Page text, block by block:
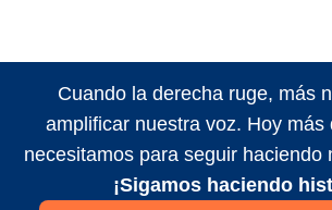
Cuando la derecha ruge, más
amplificar nuestra voz. Hoy más
necesitamos para seguir haciendo
¡Sigamos haciendo